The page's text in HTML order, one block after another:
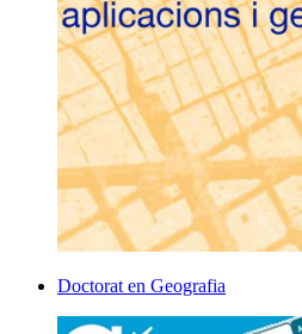
Doctorat en Geografia